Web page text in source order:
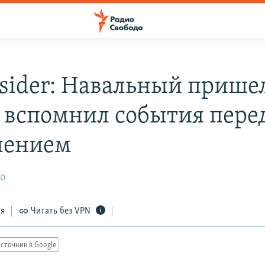
Навальный
вспомнил события
Читать без VPN
в Google